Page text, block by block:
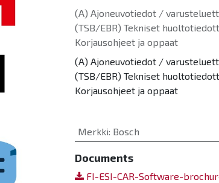
(A) Ajoneuvotiedot /
(TSB/EBR) Tekniset
Korjausohjeet ja oppaat
(A) Ajoneuvotiedot /
(TSB/EBR) Tekniset
Korjausohjeet ja oppaat
Merkki: Bosch
Documents
FI-ESI-CAR-Software-